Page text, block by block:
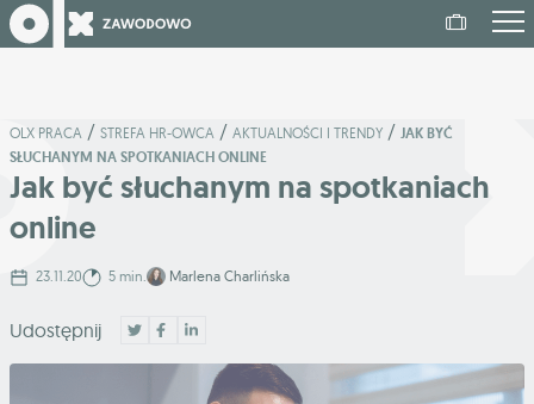
OLX PRACA / STREFA HR-OWCA / AKTUALNOŚCI I TRENDY / JAK BYĆ
SŁUCHANYM NA SPOTKANIACH ONLINE
Jak być słuchanym na spotkaniach
online
23.11.20 5 min. Marlena Charlińska
Udostępnij